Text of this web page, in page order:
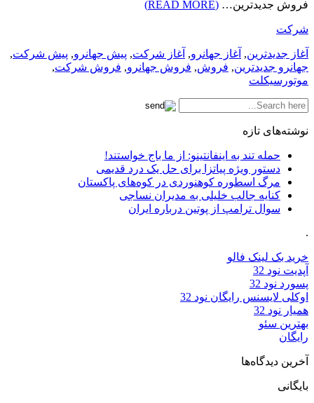
فروش جدیدترین… (READ MORE)
شرکت
آغاز جدیدترین, آغاز جهانرو, آغاز شرکت, پیش جهانرو, پیش شرکت,
جهانرو جدیدترین, فروش, فروش جهانرو, فروش شرکت,
موتورسیکلت
نوشته‌های تازه
حمله تند به اینفانتینو: از ما باج خواستند!
دستور ویژه پیاتزا برای حل یک درد قدیمی
مرگ اسطوره کوهنوردی در کوه‌های پاکستان
کنایه جالب خلیلی به مدیران نساجی
سوال ترامپ از پوتین درباره ایران
.
خرید بک لینک فالو
آپدیت نود 32
پسورد نود 32
اوکلی لایسنس رایگان نود 32
همیار نود 32
بهترین سئو
رایگان
آخرین دیدگاه‌ها
بایگانی